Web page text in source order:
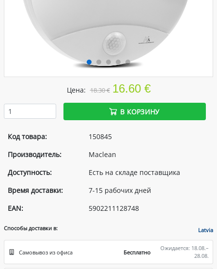
Цена: 18.30 € 16.60 €
В КОРЗИНУ
Код товара:
150845
Производитель:
Maclean
Доступность:
Есть на складе поставщика
Время доставки:
7-15 рабочих дней
EAN:
5902211128748
Способы доставки в: Latvia
Самовывоз из офиса Бесплатно
Ожидается: 18.08.–
28.08.